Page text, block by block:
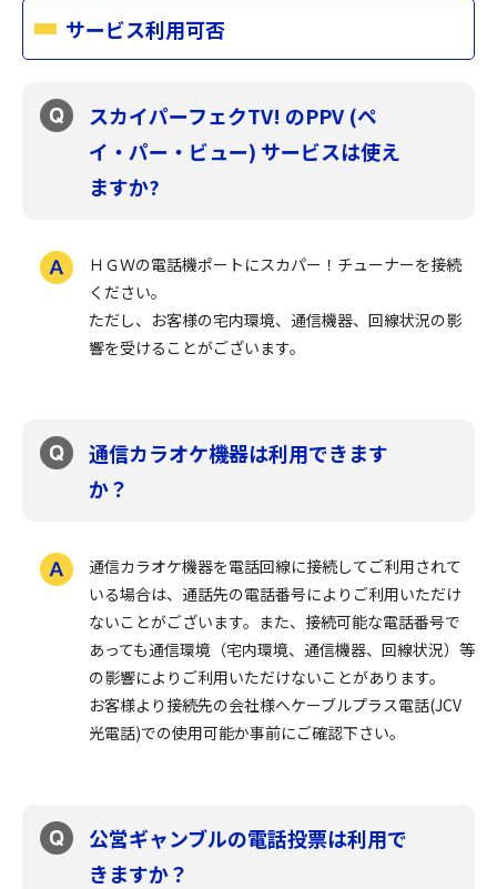
サービス利用可否
スカイパーフェクTV! のPPV (ペ
イ・パー・ビュー) サービスは使え
ますか?
ＨＧＷの電話機ポートにスカパー！チューナーを接続
ください。
ただし、お客様の宅内環境、通信機器、回線状況の影
響を受けることがございます。
通信カラオケ機器は利用できます
か？
通信カラオケ機器を電話回線に接続してご利用されて
いる場合は、通話先の電話番号によりご利用いただけ
ないことがございます。また、接続可能な電話番号で
あっても通信環境（宅内環境、通信機器、回線状況）等
の影響によりご利用いただけないことがあります。
お客様より接続先の会社様へケーブルプラス電話(JCV
光電話)での使用可能か事前にご確認下さい。
公営ギャンブルの電話投票は利用で
きますか？